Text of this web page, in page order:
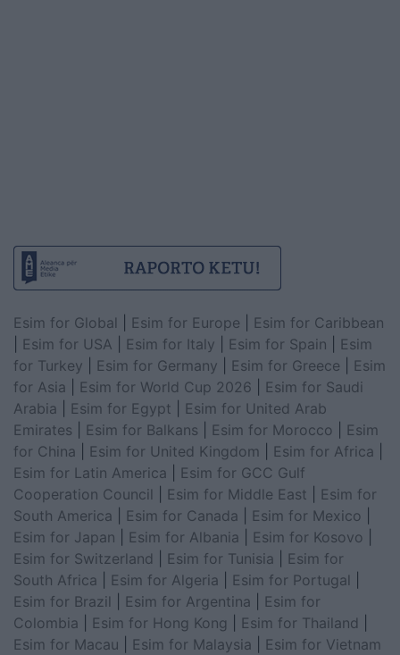
Esim for Global Esim for Europe
Esim for Caribbean
Esim for USA Esim for Italy Esim for Spain
Esim
for Turkey
Esim for Germany Esim for Greece
Esim
for Asia
Esim for World Cup 2026
Esim for Saudi
Arabia
Esim for Egypt
Esim for United Arab
Emirates
Esim for Balkans Esim for Morocco
Esim
for China
Esim for United Kingdom Esim for Africa
Esim for Latin America
Esim for GCC Gulf
Cooperation Council
Esim for Middle East
Esim for
South America
Esim for Canada Esim for Mexico
Esim for Japan
Esim for Albania Esim for Kosovo
Esim for Switzerland
Esim for Tunisia
Esim for
South Africa
Esim for Algeria Esim for Portugal
Esim for Brazil
Esim for Argentina
Esim for
Colombia
Esim for Hong Kong Esim for Thailand
Esim for Macau
Esim for Malaysia
Esim for Vietnam